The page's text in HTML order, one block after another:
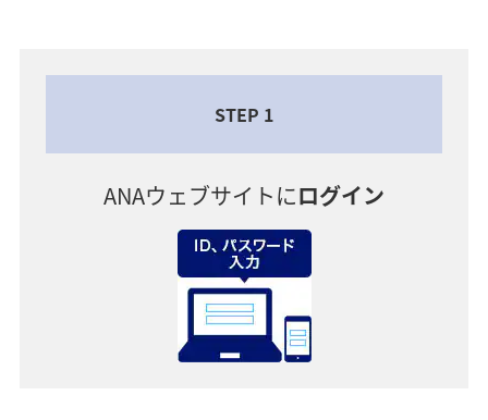
STEP 1
ANAウェブサイトにログイン